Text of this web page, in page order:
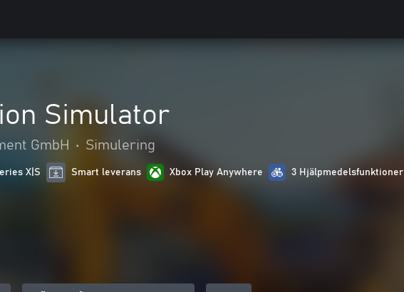
Simulator
GmbH • Simulering
X|S Smart leverans Xbox Play Anywhere 3 Hjälpmedelsfunktioner